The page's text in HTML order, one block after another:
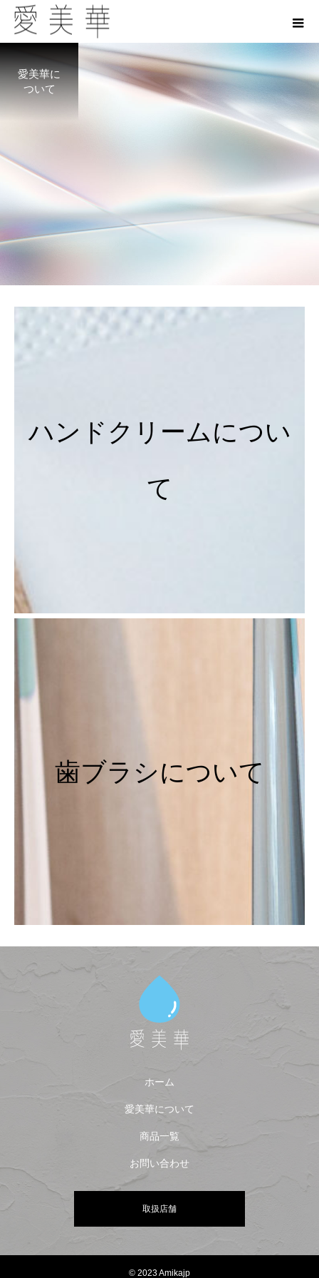
愛美華に
ついて
ハンドクリームについ
て
歯ブラシについて
ホーム
愛美華について
商品一覧
お問い合わせ
取扱店舗
© 2023 Amikajp